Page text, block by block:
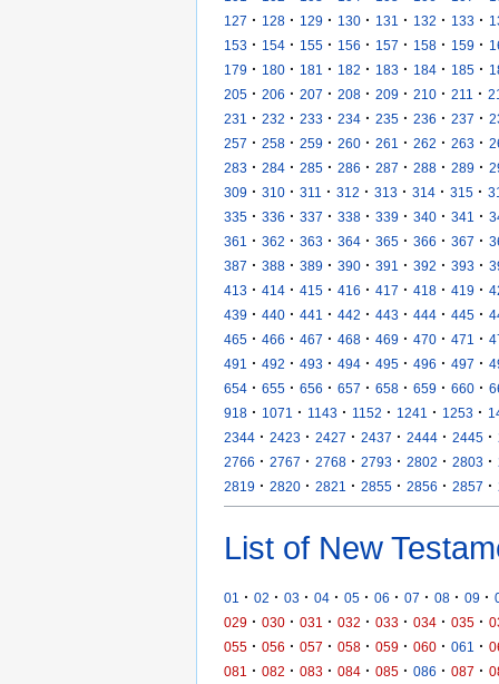
127 · 128 · 129 · 130 · 131 · 132 · 133 ·
153 · 154 · 155 · 156 · 157 · 158 · 159 ·
179 · 180 · 181 · 182 · 183 · 184 · 185 ·
205 · 206 · 207 · 208 · 209 · 210 · 211 ·
231
· 232 · 233 · 234 · 235 · 236 · 237 ·
257 · 258 · 259 · 260 · 261 · 262 · 263 ·
283 · 284 · 285 · 286 · 287 · 288 · 289 ·
309 · 310 · 311 · 312 · 313 · 314 · 315 ·
335 · 336 · 337 · 338 · 339 · 340 · 341 ·
361
· 362 · 363 · 364 · 365 · 366 · 367 ·
387 · 388 · 389 · 390 · 391 · 392 · 393 ·
413 · 414 · 415 · 416 · 417 · 418 · 419 ·
439 · 440 · 441 · 442 · 443 · 444 · 445 ·
465 · 466 · 467 · 468 · 469 · 470 · 471 ·
491
· 492 · 493 · 494 · 495 · 496 · 497 ·
654 · 655 · 656 · 657 · 658 · 659 · 660 ·
918 · 1071 · 1143 · 1152 · 1241 · 1253 ·
2344 · 2423 · 2427 · 2437 · 2444 · 2445 ·
2766 · 2767 · 2768 · 2793 · 2802 · 2803 ·
2819 · 2820 · 2821 · 2855 · 2856 · 2857 ·
List of New
01 · 02 · 03 · 04 · 05 · 06 · 07 · 08 · 09 ·
029 · 030 · 031 · 032 · 033 · 034 · 035 ·
055 · 056 · 057 · 058 · 059 · 060 · 061 ·
081
· 082 · 083 · 084 · 085 · 086 · 087 ·